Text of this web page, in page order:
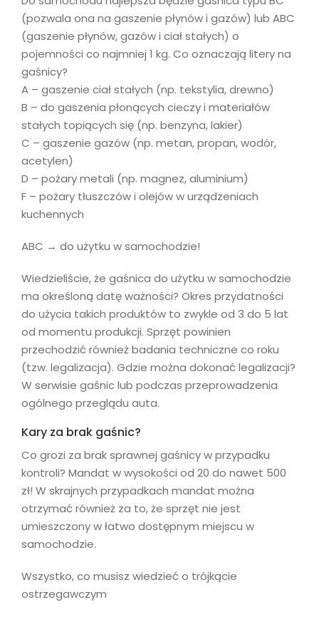
(pozwala ona na gaszenie płynów i gazów) lub ABC
(gaszenie płynów, gazów i ciał stałych) o
pojemności co najmniej 1 kg. Co oznaczają litery na
gaśnicy?
A – gaszenie ciał stałych (np. tekstylia, drewno)
B – do gaszenia płonących cieczy i materiałów
stałych topiących się (np. benzyna, lakier)
C – gaszenie gazów (np. metan, propan, wodór,
acetylen)
D – pożary metali (np. magnez, aluminium)
F – pożary tłuszczów i olejów w urządzeniach
kuchennych
ABC → do użytku w samochodzie!
Wiedzieliście, że gaśnica do użytku w samochodzie
ma określoną datę ważności? Okres przydatności
do użycia takich produktów to zwykle od 3 do 5 lat
od momentu produkcji. Sprzęt powinien
przechodzić również badania techniczne co roku
(tzw. legalizacja). Gdzie można dokonać legalizacji?
W serwisie gaśnic lub podczas przeprowadzenia
ogólnego przeglądu auta.
Kary za brak gaśnic?
Co grozi za brak sprawnej gaśnicy w przypadku
kontroli? Mandat w wysokości od 20 do nawet 500
zł! W skrajnych przypadkach mandat można
otrzymać również za to, że sprzęt nie jest
umieszczony w łatwo dostępnym miejscu w
samochodzie.
Wszystko, co musisz wiedzieć o trójkącie
ostrzegawczym